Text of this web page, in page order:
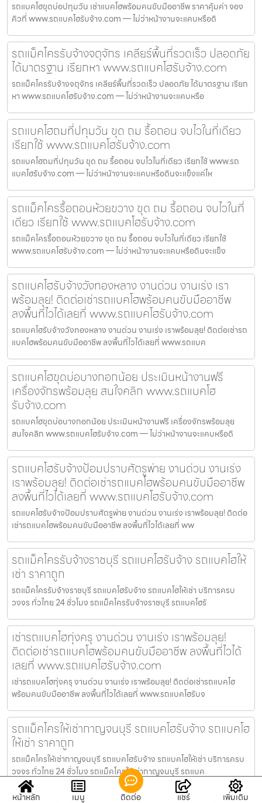
รถแบคโฮขุดบ่อปทุมวัน เช่าแบคโฮพร้อมคนขับมืออาชีพ ราคาคุ้มค่า จอง
คิวที่ www.รถแบคโฮรับจ้าง.com — ไม่ว่าหน้างานจะแคบหรือดิ
รถแม็คโครรับจ้างจตุจักร เคลียร์พื้นที่รวดเร็ว ปลอดภัย
ได้มาตรฐาน เรียกหา www.รถแบคโฮรับจ้าง.com
รถแม็คโครรับจ้างจตุจักร เคลียร์พื้นที่รวดเร็ว ปลอดภัย ได้มาตรฐาน เรียก
หา www.รถแบคโฮรับจ้าง.com — ไม่ว่าหน้างานจะแคบหรือ
รถแบคโฮถมที่ปทุมวัน ขุด ถม รื้อถอน จบไวในที่เดียว
เรียกใช้ www.รถแบคโฮรับจ้าง.com
รถแบคโฮถมที่ปทุมวัน ขุด ถม รื้อถอน จบไวในที่เดียว เรียกใช้ www.รถ
แบคโฮรับจ้าง.com — ไม่ว่าหน้างานจะแคบหรือดินจะแข็งแค่ไห
รถแม็คโครรื้อถอนห้วยขวาง ขุด ถม รื้อถอน จบไวในที่
เดียว เรียกใช้ www.รถแบคโฮรับจ้าง.com
รถแม็คโครรื้อถอนห้วยขวาง ขุด ถม รื้อถอน จบไวในที่เดียว เรียกใช้
www.รถแบคโฮรับจ้าง.com — ไม่ว่าหน้างานจะแคบหรือดินจะแข็ง
รถแบคโฮรับจ้างวังทองหลาง งานด่วน งานเร่ง เรา
พร้อมลุย! ติดต่อเช่ารถแบคโฮพร้อมคนขับมืออาชีพ
ลงพื้นที่ไวได้เลยที่ www.รถแบคโฮรับจ้าง.com
รถแบคโฮรับจ้างวังทองหลาง งานด่วน งานเร่ง เราพร้อมลุย! ติดต่อเช่ารถ
แบคโฮพร้อมคนขับมืออาชีพ ลงพื้นที่ไวได้เลยที่ www.รถแบค
รถแบคโฮขุดบ่อบางกอกน้อย ประเมินหน้างานฟรี
เครื่องจักรพร้อมลุย สนใจคลิก www.รถแบคโฮ
รับจ้าง.com
รถแบคโฮขุดบ่อบางกอกน้อย ประเมินหน้างานฟรี เครื่องจักรพร้อมลุย
สนใจคลิก www.รถแบคโฮรับจ้าง.com — ไม่ว่าหน้างานจะแคบหรือดิ
รถแบคโฮรับจ้างป้อมปราบศัตรูพ่าย งานด่วน งานเร่ง
เราพร้อมลุย! ติดต่อเช่ารถแบคโฮพร้อมคนขับมืออาชีพ
ลงพื้นที่ไวได้เลยที่ www.รถแบคโฮรับจ้าง.com
รถแบคโฮรับจ้างป้อมปราบศัตรูพ่าย งานด่วน งานเร่ง เราพร้อมลุย! ติดต่อ
เช่ารถแบคโฮพร้อมคนขับมืออาชีพ ลงพื้นที่ไวได้เลยที่ ww
รถแม็คโครรับจ้างราชบุรี รถแบคโฮรับจ้าง รถแบคโฮให้
เช่า ราคาถูก
รถแม็คโครรับจ้างราชบุรี รถแบคโฮรับจ้าง รถแบคโฮให้เช่า บริการครบ
วงจร ทั่วไทย 24 ชั่วโมง รถแม็คโครรับจ้างราชบุรี รถแบคโฮรั
เช่ารถแบคโฮทุ่งครุ งานด่วน งานเร่ง เราพร้อมลุย!
ติดต่อเช่ารถแบคโฮพร้อมคนขับมืออาชีพ ลงพื้นที่ไวได้
เลยที่ www.รถแบคโฮรับจ้าง.com
เช่ารถแบคโฮทุ่งครุ งานด่วน งานเร่ง เราพร้อมลุย! ติดต่อเช่ารถแบคโฮ
พร้อมคนขับมืออาชีพ ลงพื้นที่ไวได้เลยที่ www.รถแบคโฮรับจ
รถแม็คโครให้เช่ากาญจนบุรี รถแบคโฮรับจ้าง รถแบคโฮ
ให้เช่า ราคาถูก
รถแม็คโครให้เช่ากาญจนบุรี รถแบคโฮรับจ้าง รถแบคโฮให้เช่า บริการครบ
วงจร ทั่วไทย 24 ชั่วโมง รถแม็คโครให้เช่ากาญจนบุรี รถแบค
หน้าหลัก เมนู ติดต่อ แชร์ เพิ่มเติม